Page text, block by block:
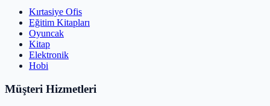
Kırtasiye Ofis
Eğitim Kitapları
Oyuncak
Kitap
Elektronik
Hobi
Müşteri Hizmetleri